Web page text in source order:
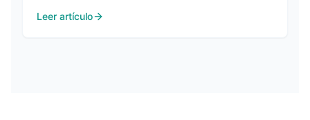
Leer artículo